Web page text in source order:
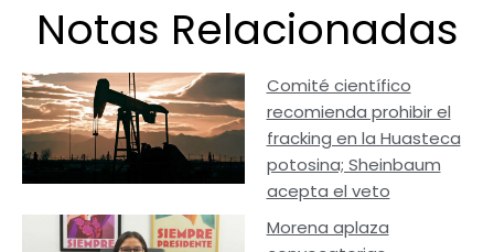
Notas Relacionadas
Comité científico
recomienda prohibir el
fracking en la Huasteca
potosina; Sheinbaum
acepta el veto
Morena aplaza